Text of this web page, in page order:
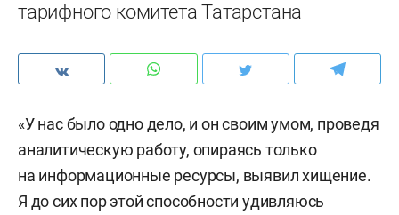
тарифного комитета Татарстана
«У нас было одно дело, и он своим умом, проведя
аналитическую работу, опираясь только
на информационные ресурсы, выявил хищение.
Я до сих пор этой способности удивляюсь